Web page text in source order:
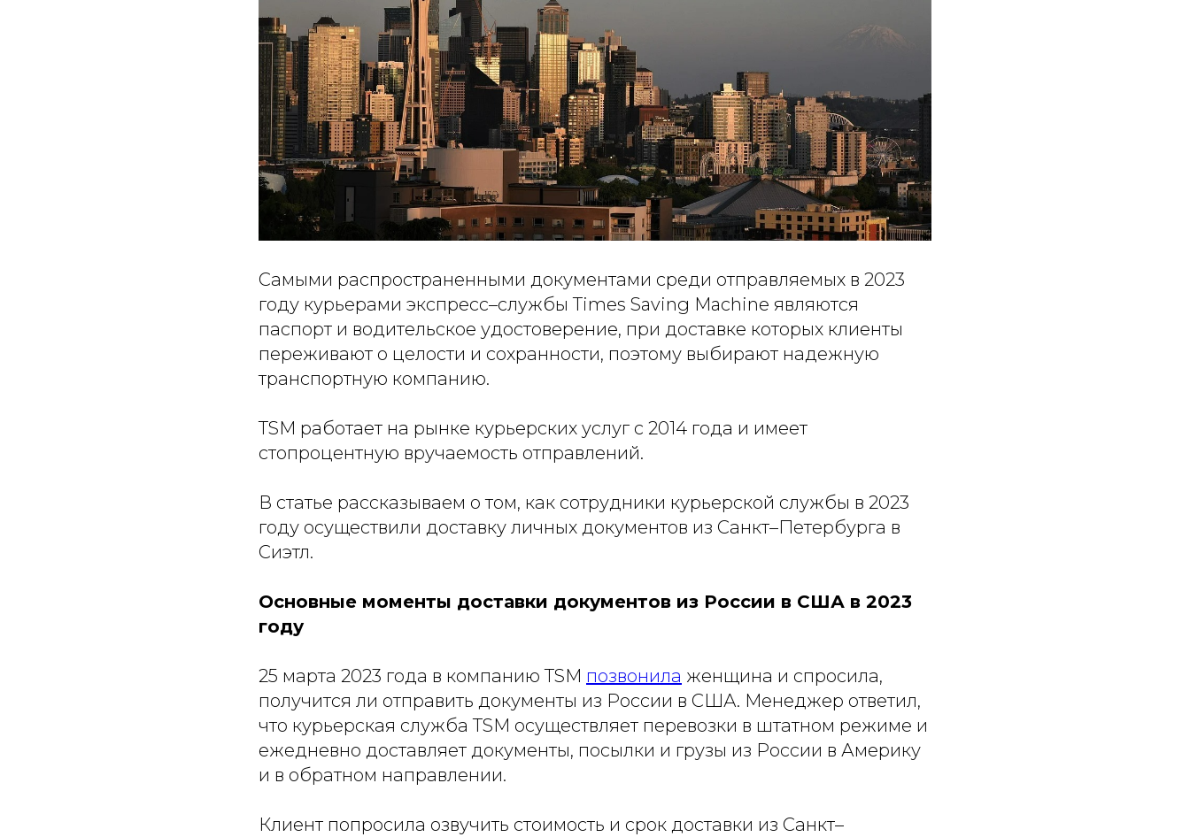
Самыми распространенными документами среди отправляемых в 2023
году курьерами экспресс–службы Times Saving Machine являются
паспорт и водительское удостоверение, при доставке которых клиенты
переживают о целости и сохранности, поэтому выбирают надежную
транспортную компанию.
TSM работает на рынке курьерских услуг с 2014 года и имеет
стопроцентную вручаемость отправлений.
В статье рассказываем о том, как сотрудники курьерской службы в 2023
году осуществили доставку личных документов из Санкт–Петербурга в
Сиэтл.
Основные моменты доставки документов из России в США в 2023
году
25 марта 2023 года в компанию TSM позвонила женщина и спросила,
получится ли отправить документы из России в США. Менеджер ответил,
что курьерская служба TSM осуществляет перевозки в штатном режиме и
ежедневно доставляет документы, посылки и грузы из России в Америку
и в обратном направлении.
Клиент попросила озвучить стоимость и срок доставки из Санкт–